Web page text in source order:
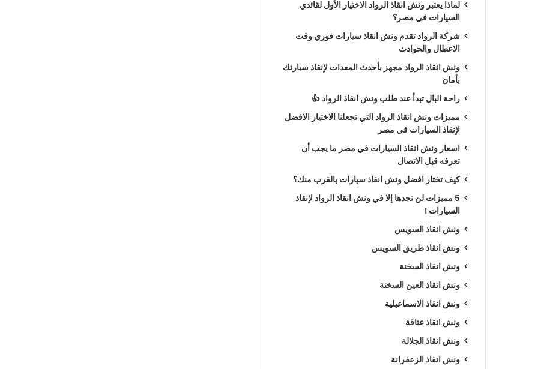
لماذا يعتبر ونش انقاذ الرواد الاختيار الأول لقائدي
السيارات في مصر؟
شركة الرواد تقدم ونش انقاذ سيارات فوري وقت
الاعطال والحوادث
ونش انقاذ الرواد مجهز بأحدث المعدات لإنقاذ سيارتك
بأمان
راحة البال تبدأ عند طلب ونش انقاذ الرواد 👍
مميزات ونش انقاذ الرواد التي تجعلنا الاختيار الافضل
لإنقاذ السيارات في مصر
اسعار ونش انقاذ السيارات في مصر ما يجب أن
تعرفه قبل الاتصال
كيف تختار افضل ونش انقاذ سيارات بالقرب منك؟
5 مميزات لن تجدها إلا في ونش انقاذ الرواد لإنقاذ
السيارات !
ونش انقاذ السويس
ونش انقاذ طريق السويس
ونش انقاذ السخنة
ونش انقاذ العين السخنة
ونش انقاذ الاسماعيلية
ونش انقاذ عتاقة
ونش انقاذ الجلالة
ونش انقاذ الزعفرانة